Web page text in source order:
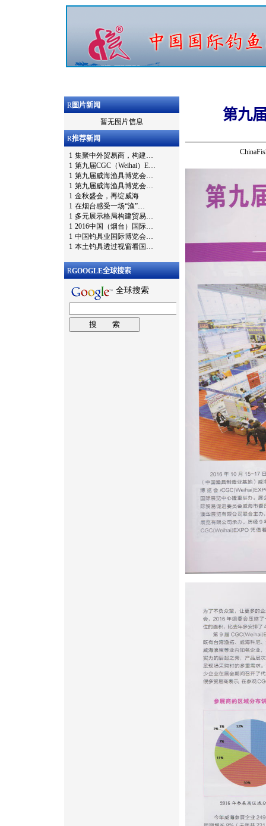
R图片新闻
暂无图片信息
R推荐新闻
RGOOGLE全球搜索
第九